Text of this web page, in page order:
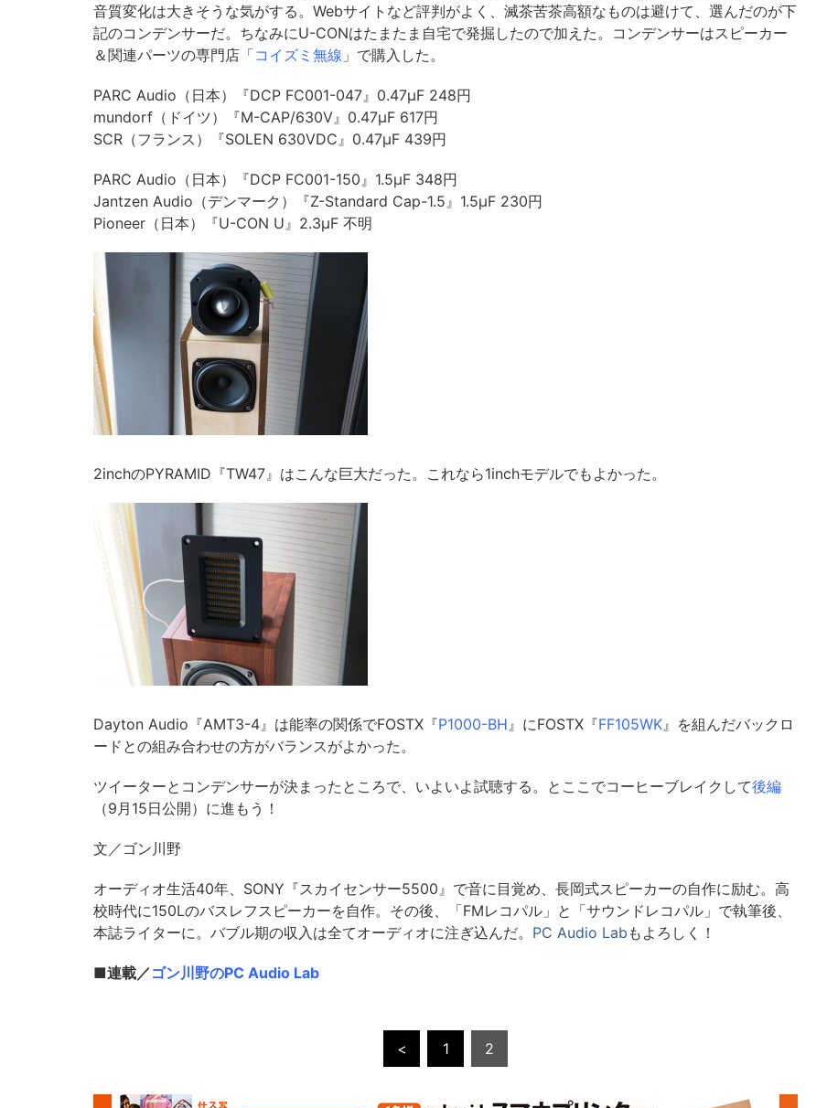
音質変化は大きそうな気がする。Webサイトなど評判がよく、滅茶苦茶高額なものは避けて、選んだのが下
記のコンデンサーだ。ちなみにU-CONはたまたま自宅で発掘したので加えた。コンデンサーはスピーカー
＆関連パーツの専門店「コイズミ無線 」で購入した。
PARC Audio（日本）『DCP FC001-047』0.47μF 248円
mundorf（ドイツ）『M-CAP/630V』0.47μF 617円
SCR（フランス）『SOLEN 630VDC』0.47μF 439円
PARC Audio（日本）『DCP FC001-150』1.5μF 348円
Jantzen Audio（デンマーク）『Z-Standard Cap-1.5』1.5μF 230円
Pioneer（日本）『U-CON U』2.3μF 不明
2inchのPYRAMID『TW47』はこんな巨大だった。これなら1inchモデルでもよかった。
Dayton Audio『AMT3-4』は能率の関係でFOSTX『P1000-BH』にFOSTX『FF105WK』を組んだバックロ
ードとの組み合わせの方がバランスがよかった。
ツイーターとコンデンサーが決まったところで、いよいよ試聴する。とここでコーヒーブレイクして後編
（9月15日公開）に進もう！
文／ゴン川野
オーディオ生活40年、SONY『スカイセンサー5500』で音に目覚め、長岡式スピーカーの自作に励む。高
校時代に150Lのバスレフスピーカーを自作。その後、「FMレコパル」と「サウンドレコパル」で執筆後、
本誌ライターに。バブル期の収入は全てオーディオに注ぎ込んだ。 PC Audio Lab もよろしく！
■連載／ ゴン川野のPC Audio Lab
< 1 2